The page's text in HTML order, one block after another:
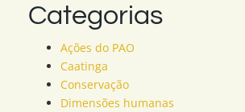
Categorias
Ações do PAO
Caatinga
Conservação
Dimensões humanas